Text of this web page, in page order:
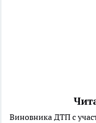
Виновника ДТП с